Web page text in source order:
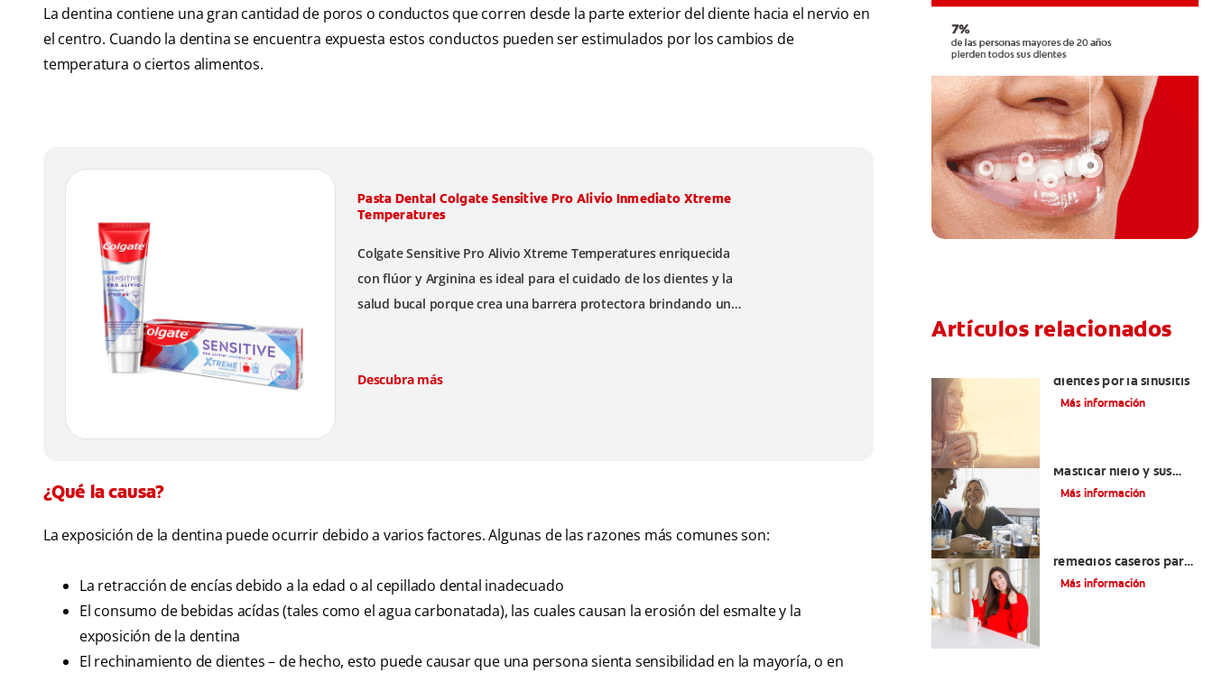
La dentina contiene una gran cantidad de poros o conductos que corren desde la parte exterior del diente hacia el nervio en
el centro. Cuando la dentina se encuentra expuesta estos conductos pueden ser estimulados por los cambios de
temperatura o ciertos alimentos.
Pasta Dental Colgate Sensitive Pro Alivio Inmediato Xtreme
Temperatures
Colgate Sensitive Pro Alivio Xtreme Temperatures enriquecida
con flúor y Arginina es ideal para el cuidado de los dientes y la
salud bucal porque crea una barrera protectora brindando un
Descubra más
¿Qué la causa?
La exposición de la dentina puede ocurrir debido a varios factores. Algunas de las razones más comunes son:
La retracción de encías debido a la edad o al cepillado dental inadecuado
El consumo de bebidas acídas (tales como el agua carbonatada), las cuales causan la erosión del esmalte y la
exposición de la dentina
El rechinamiento de dientes – de hecho, esto puede causar que una persona sienta sensibilidad en la mayoría, o en
Artículos relacionados
dientes por la sinusitis
Más información
Masticar hielo y sus
dientes
Más información
remedios caseros para
aliviar el dolor de
Más información